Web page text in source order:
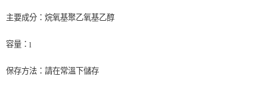
主要成分：烷氧基聚乙氧基乙醇
容量： l
保存方法：請在常溫下儲存